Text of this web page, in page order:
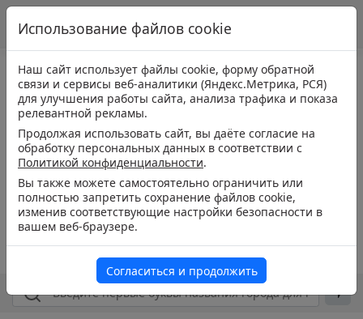
Использование файлов cookie
Наш сайт использует файлы cookie, форму обратной
связи и сервисы веб-аналитики (Яндекс.Метрика, РСЯ)
для улучшения работы сайта, анализа трафика и показа
релевантной рекламы.
Продолжая использовать сайт, вы даёте согласие на
обработку персональных данных в соответствии с
Политикой конфиденциальности.
Вы также можете самостоятельно ограничить или
полностью запретить сохранение файлов cookie,
изменив соответствующие настройки безопасности в
вашем веб-браузере.
Согласиться и продолжить